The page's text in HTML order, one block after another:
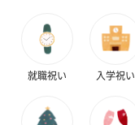
就職祝い 入学祝い